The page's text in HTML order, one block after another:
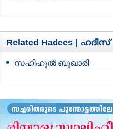
Related Hadees | ഹദീസ്
സഹീഹുല്‍ ബുഖാരി